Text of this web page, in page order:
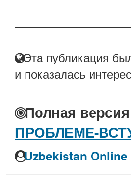
Эта публикация
и показалась
Полная
ПРОБЛЕМЕ-
Uzbekistan Online